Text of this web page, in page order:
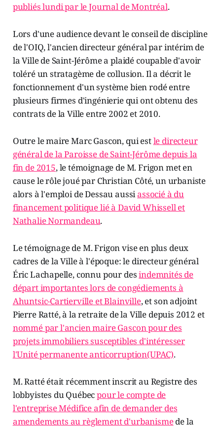
publiés lundi par le Journal de Montréal.
Lors d'une audience devant le conseil de discipline
de l'OIQ, l'ancien directeur général par intérim de
la Ville de Saint-Jérôme a plaidé coupable d'avoir
toléré un stratagème de collusion. Il a décrit le
fonctionnement d'un système bien rodé entre
plusieurs firmes d'ingénierie qui ont obtenu des
contrats de la Ville entre 2002 et 2010.
Outre le maire Marc Gascon, qui estle directeur
général de la Paroisse de Saint-Jérôme depuis la
fin de 2015, le témoignage de M. Frigon met en
cause le rôle joué par Christian Côté, un urbaniste
alors à l'emploi de Dessau aussiassocié à du
financement politique lié à David Whissell et
Nathalie Normandeau.
Le témoignage de M. Frigon vise en plus deux
cadres de la Ville à l'époque: le directeur général
Éric Lachapelle, connu pour desindemnités de
départ importantes lors de congédiements à
Ahuntsic-Cartierville et Blainville, et son adjoint
Pierre Ratté, à la retraite de la Ville depuis 2012 et
nommé par l'ancien maire Gascon pour des
projets immobiliers susceptibles d'intéresser
l'Unité permanente anticorruption(UPAC).
M. Ratté était récemment inscrit au Registre des
lobbyistes du Québecpour le compte de
l'entreprise Médifice afin de demander des
amendements au règlement d'urbanismede la